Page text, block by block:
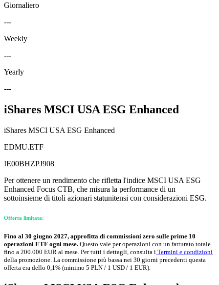
Giornaliero
---
Weekly
---
Yearly
---
iShares MSCI USA ESG Enhanced
iShares MSCI USA ESG Enhanced
EDMU.ETF
IE00BHZPJ908
Per ottenere un rendimento che rifletta l'indice MSCI USA ESG
Enhanced Focus CTB, che misura la performance di un
sottoinsieme di titoli azionari statunitensi con considerazioni ESG.
Offerta limitata:
Fino al 30 giugno 2027, approfitta di commissioni zero sulle prime 10
operazioni ETF ogni mese. Questo vale per operazioni con un fatturato totale
fino a 200.000 EUR al mese. Per tutti i dettagli, consulta i Termini e condizioni
della promozione. La commissione più bassa nei 30 giorni precedenti questa
offerta era dello 0,1% (minimo 5 PLN / 1 USD / 1 EUR).